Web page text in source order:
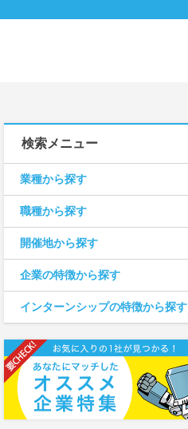
検索メニュー
業種から探す
職種から探す
開催地から探す
企業の特徴から探す
インターンシップの特徴から探す